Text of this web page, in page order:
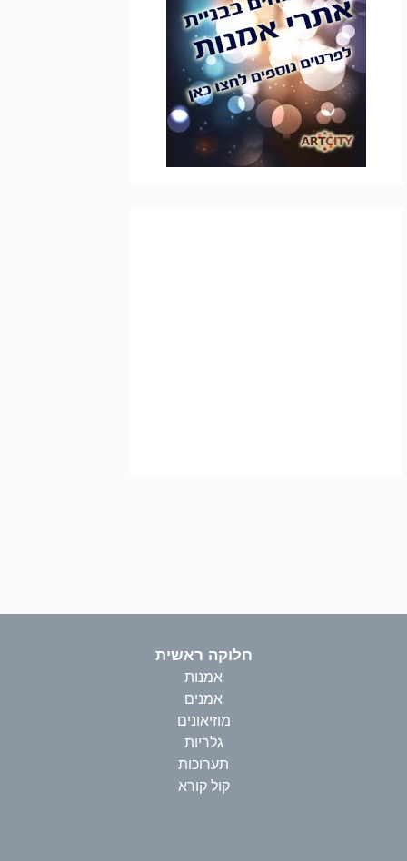
חלוקה ראשית
אמנות
אמנים
מוזיאונים
גלריות
תערוכות
קול קורא